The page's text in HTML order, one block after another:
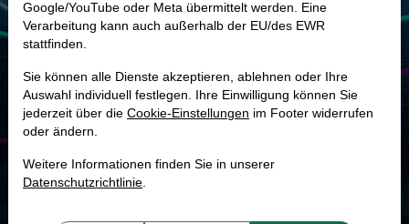
Unternehmenswert 28,86 Mrd. EUR
MONKEY-TRADER INDIKATOR
14.7 %
Mit 14.7 % Wahrscheinlichkeit wird selbst der unglücklichst agierende Trader
Google/YouTube oder Meta übermittelt werden. Eine
Verarbeitung kann auch außerhalb der EU/des EWR
stattfinden.
Sie können alle Dienste akzeptieren, ablehnen oder Ihre
Auswahl individuell festlegen. Ihre Einwilligung können Sie
jederzeit über die Cookie-Einstellungen im Footer widerrufen
oder ändern.
Weitere Informationen finden Sie in unserer
Datenschutzrichtlinie.